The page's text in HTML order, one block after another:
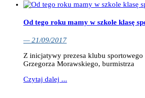
Od tego roku mamy w szkole klasę
— 21/09/2017
Z inicjatywy prezesa klubu sportowego
Grzegorza Morawskiego, burmistrza
Czytaj dalej ...